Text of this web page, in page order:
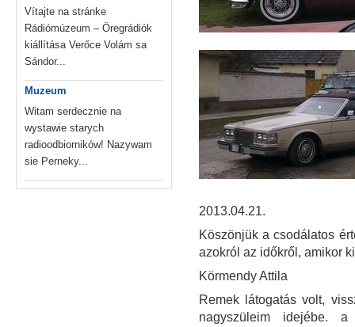
Vítajte na stránke
Rádiómúzeum – Öregrádiók
kiállítása Verőce Volám sa
Sándor...
Muzeum
Witam serdecznie na
wystawie starych
radioodbiorników! Nazywam
sie Perneky...
2013.04.21.
Köszönjük a csodálatos
azokról az időkről, amikor
Körmendy Attila
Remek látogatás volt,
nagyszüleim idejébe.